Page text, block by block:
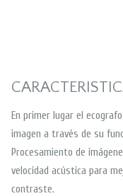
En primer lugar el
imagen a través de su
Procesamiento de
velocidad acústica para
contraste.